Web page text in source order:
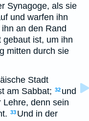
Synagoge, als sie
und warfen ihn
an den Rand
ist, um ihn
mitten durch sie
Stadt
am Sabbat; 32 und
denn sein
33 Und in der